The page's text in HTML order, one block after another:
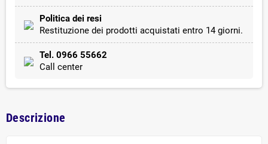
Politica dei resi
Restituzione dei prodotti acquistati entro 14 giorni.
Tel. 0966 55662
Call center
Descrizione